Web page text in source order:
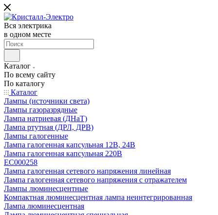
Вся электрика
в одном месте
Каталог
По всему сайту
По каталогу
Каталог
Лампы (источники света)
Лампы газоразрядные
Лампа натриевая (ДНаТ)
Лампа ртутная (ДРЛ, ДРВ)
Лампы галогенные
Лампа галогенная капсульная 12В, 24В
Лампа галогенная капсульная 220В
EC000258
Лампа галогенная сетевого напряжения линейная
Лампа галогенная сетевого напряжения с отражателем
Лампы люминесцентные
Компактная люминесцентная лампа неинтегрированная
Лампа люминесцентная